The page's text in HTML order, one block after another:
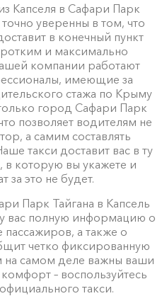
Капселя в Сафари Парк
уверенны в том, что
в конечный пункт
и максимально
компании работают
имеющие за
стажа по Крыму
город Сафари Парк
позволяет водителям не
а самим составлять
такси доставит вас в ту
в которую вы укажете и
за это не будет.
Парк Тайгана в Капсель
у вас полную информацию о
пассажиров, а также о
четко фиксированную
на самом деле важны ваши
– воспользуйтесь
такси.